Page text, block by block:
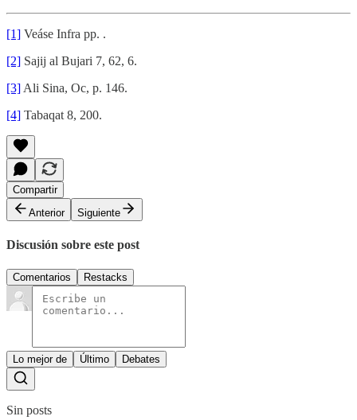
[1] Veáse Infra pp. .
[2] Sajij al Bujari 7, 62, 6.
[3] Ali Sina, Oc, p. 146.
[4] Tabaqat 8, 200.
Compartir
Anterior
Siguiente
Discusión sobre este post
Comentarios Restacks
Lo mejor de Último Debates
Sin posts